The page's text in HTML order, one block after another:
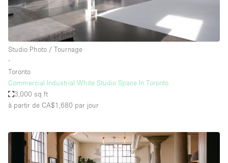
Studio Photo / Tournage
∙
Toronto
Commercial Industrial White Studio Space In Toronto
3,000 sq ft
à partir de CA$1,680 par jour